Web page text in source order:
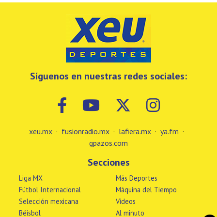
Síguenos en nuestras redes sociales:
xeu.mx · fusionradio.mx · lafiera.mx · ya.fm ·
gpazos.com
Secciones
Liga MX
Fútbol Internacional
Selección mexicana
Béisbol
Más Deportes
Máquina del Tiempo
Videos
Al minuto